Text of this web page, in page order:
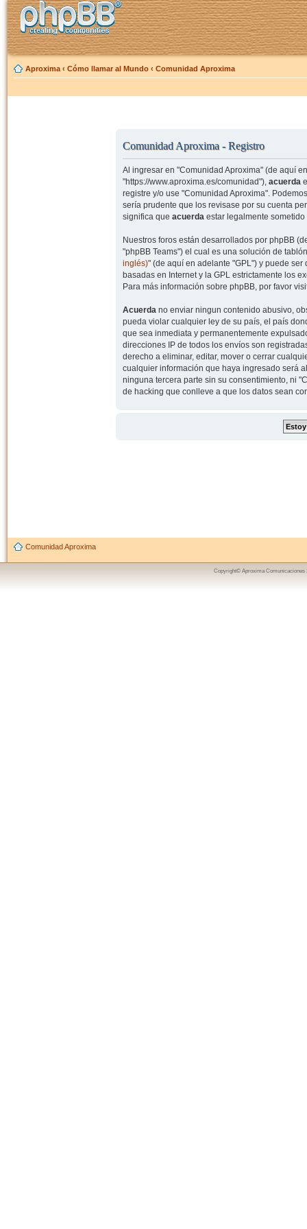
Aproxima ‹ Cómo llamar al Mundo ‹ Comunidad Aproxima
Comunidad Aproxima - Registro
Al ingresar en "Comunidad Aproxima" (de aquí
"https://www.aproxima.es/comunidad"), acuerda
registre y/o use "Comunidad Aproxima".
sería prudente que los revisase por su cuenta
significa que acuerdaestar legalmente sometido
Nuestros foros están desarrollados por phpBB
"phpBB Teams") el cual es una solución de
inglés)" (de aquí en adelante "GPL") y puede
basadas en Internet y la GPL estrictamente los
Para más información sobre phpBB, por favor
Acuerdano enviar ningun contenido abusivo,
pueda violar cualquier ley de su país, el país
que sea inmediata y permanentemente
direcciones IP de todos los envíos son
derecho a eliminar, editar, mover o cerrar
cualquier información que haya ingresado será
ninguna tercera parte sin su consentimiento, ni
de hacking que conlleve a que los datos sean
Comunidad Aproxima
Copyright© Aproxima Comunicaciones